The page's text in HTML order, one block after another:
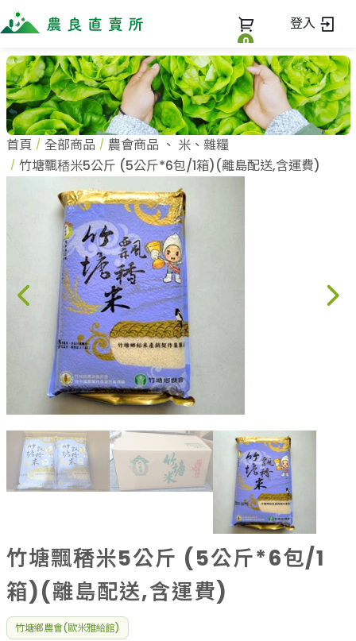
0
登入
全部商品
全部商品
當季優質水果專區
鳳梨專區
柚子專區
麵食、米粉
油、醬油
調味、醬料
加工食品
果乾、點心
果醬、蜂蜜
花果茶飲
加工飲品
花卉
農會商品
大量採購優惠專區
農業策略聯盟 送禮專區
優質水果
最新消息
商家一覽
全部商家
蔬果知識+
關於我們
加入我們
訂單查詢
登入
首頁 全部商品 農會商品 、 米、雜糧
竹塘飄䅨米5公斤 (5公斤*6包/1箱)(離島配送,含運費)
竹塘飄䅨米5公斤 (5公斤*6包/1
箱)(離島配送,含運費)
竹塘鄉農會(歐米雅給館)